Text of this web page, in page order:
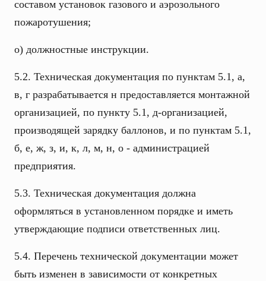
составом установок газового и аэрозольного
пожаротушения;
о) должностные инструкции.
5.2. Техническая документация по пунктам 5.1, а,
в, г разрабатывается н предоставляется монтажной
организацией, по пункту 5.1, д-организацией,
производящей зарядку баллонов, и по пунктам 5.1,
б, е, ж, з, и, к, л, м, н, о - администрацией
предприятия.
5.3. Техническая документация должна
оформляться в установленном порядке и иметь
утверждающие подписи ответственных лиц.
5.4. Перечень технической документации может
быть изменен в зависимости от конкретных